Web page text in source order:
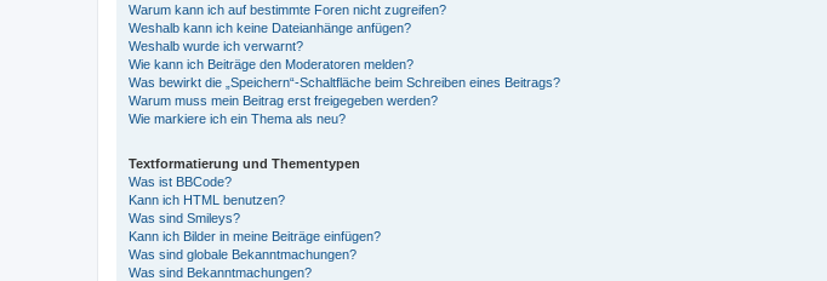
Warum kann ich auf bestimmte Foren nicht zugreifen?
Weshalb kann ich keine Dateianhänge anfügen?
Weshalb wurde ich verwarnt?
Wie kann ich Beiträge den Moderatoren melden?
Was bewirkt die „Speichern“-Schaltfläche beim Schreiben eines Beitrags?
Warum muss mein Beitrag erst freigegeben werden?
Wie markiere ich ein Thema als neu?
Textformatierung und Thementypen
Was ist BBCode?
Kann ich HTML benutzen?
Was sind Smileys?
Kann ich Bilder in meine Beiträge einfügen?
Was sind globale Bekanntmachungen?
Was sind Bekanntmachungen?